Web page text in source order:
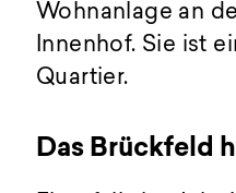
Wohnanlage an
Innenhof. Sie ist
Quartier.
Das Brückfeld